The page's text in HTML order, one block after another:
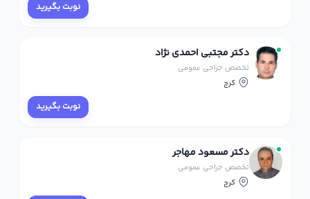
نوبت بگیرید
دکتر مجتبی احمدی‌ نژاد
تخصص جراحی عمومی
کرج
نوبت بگیرید
دکتر مسعود مهاجر
تخصص جراحی عمومی
کرج